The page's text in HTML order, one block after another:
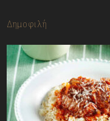
Δημοφιλή